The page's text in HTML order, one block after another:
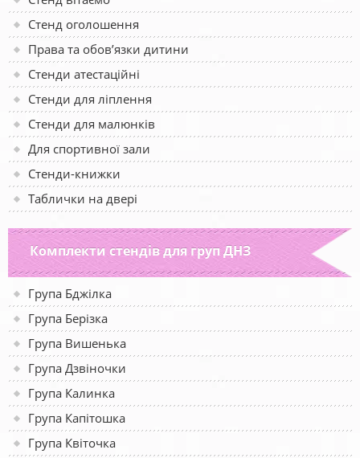
Стенд оголошення
Права та обов’язки дитини
Стенди атестаційні
Стенди для ліплення
Стенди для малюнків
Для спортивної зали
Стенди-книжки
Таблички на двері
Комплекти стендів для груп ДНЗ
Група Бджілка
Група Берізка
Група Вишенька
Група Дзвіночки
Група Калинка
Група Капітошка
Група Квіточка